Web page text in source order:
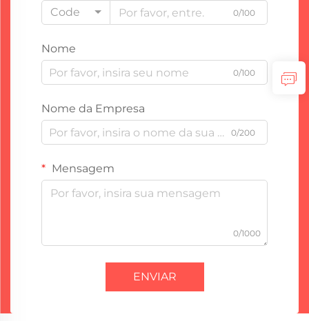
Code 0/100
Nome
0/100
Nome da Empresa
0/200
Mensagem
0/1000
ENVIAR